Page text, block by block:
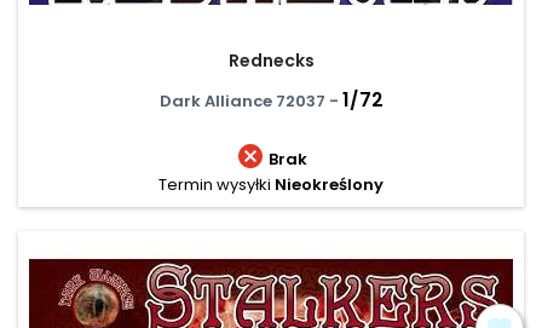
Rednecks
Dark Alliance 72037 - 1/72
 Brak
Termin wysyłki Nieokreślony